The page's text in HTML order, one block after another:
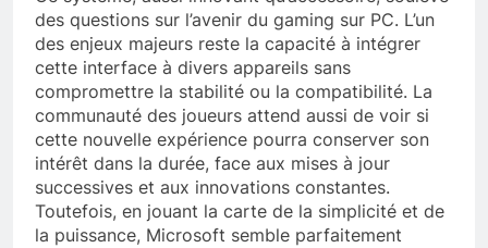
des questions sur l’avenir du gaming sur PC. L’un
des enjeux majeurs reste la capacité à intégrer
cette interface à divers appareils sans
compromettre la stabilité ou la compatibilité. La
communauté des joueurs attend aussi de voir si
cette nouvelle expérience pourra conserver son
intérêt dans la durée, face aux mises à jour
successives et aux innovations constantes.
Toutefois, en jouant la carte de la simplicité et de
la puissance, Microsoft semble parfaitement